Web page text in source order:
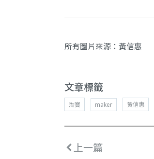
所有圖片來源：黃信惠
文章標籤
淘寶 maker 黃信惠
上一篇